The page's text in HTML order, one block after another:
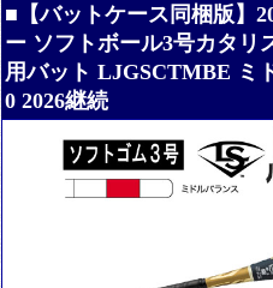
■【バットケース同梱版】
ー ソフトボール3号カタ
用バット LJGSCTMBE ミ
0 2026継続